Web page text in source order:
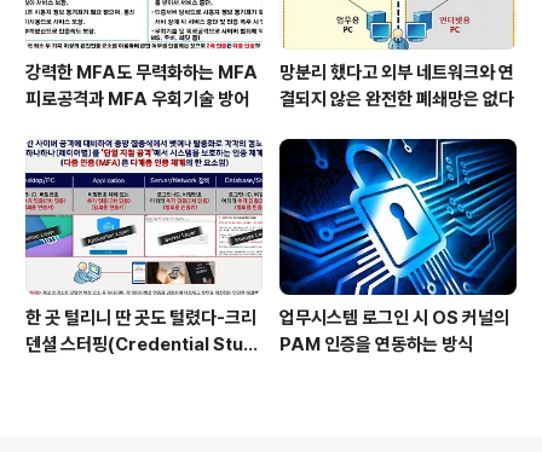
강력한 MFA도 무력화하는 MFA
피로공격과 MFA 우회기술 방어
망분리 했다고 외부 네트워크와 연
결되지 않은 완전한 폐쇄망은 없다
한 곳 털리니 딴 곳도 털렸다-크리
덴셜 스터핑(Credential Stuff
업무시스템 로그인 시 OS 커널의
PAM 인증을 연동하는 방식